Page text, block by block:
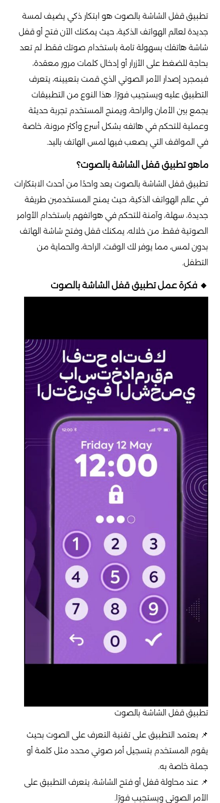
تطبيق قفل الشاشة بالصوت هو ابتكار ذكي يضيف لمسة
جديدة لعالم الهواتف الذكية، حيث يمكنك الآن فتح أو قفل
شاشة هاتفك بسهولة تامة باستخدام صوتك فقط. لم تعد
بحاجة للضغط على الأزرار أو إدخال كلمات مرور معقدة،
فبمجرد إصدار الأمر الصوتي الذي قمت بتعيينه، يتعرف
التطبيق عليه ويستجيب فورًا. هذا النوع من التطبيقات
يجمع بين الأمان والراحة، ويمنح المستخدم تجربة حديثة
وعملية للتحكم في هاتفه بشكل أسرع وأكثر مرونة، خاصة
في المواقف التي يصعب فيها لمس الهاتف باليد.
ماهو تطبيق قفل الشاشة بالصوت؟
تطبيق قفل الشاشة بالصوت يعد واحدًا من أحدث الابتكارات
في عالم الهواتف الذكية، حيث يمنح المستخدمين طريقة
جديدة، سهلة، وآمنة للتحكم في هواتفهم باستخدام الأوامر
الصوتية فقط. من خلاله، يمكنك قفل وفتح شاشة الهاتف
بدون لمس، مما يوفر لك الوقت، الراحة، والحماية من
التطفل.
🔸 فكرة عمل تطبيق قفل الشاشة بالصوت
تطبيق قفل الشاشة بالصوت
📌 يعتمد التطبيق على تقنية التعرف على الصوت بحيث
يقوم المستخدم بتسجيل أمر صوتي محدد مثل كلمة أو
جملة خاصة به.
📌 عند محاولة قفل أو فتح الشاشة، يتعرف التطبيق على
الأمر الصوتي ويستجيب فورًا.